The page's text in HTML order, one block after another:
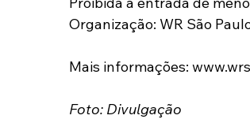
Organização: WR São
Mais informações:
Foto: Divulgação